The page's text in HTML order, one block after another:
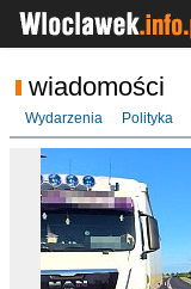
wiadomości
Wydarzenia Polityka